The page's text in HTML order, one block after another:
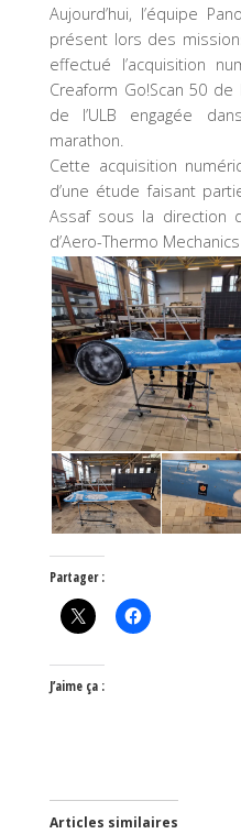
Aujourd’hui, l’équipe
présent lors des
effectué l’acquisition
Creaform Go!Scan 50
de l’ULB engagée
marathon.
Cette acquisition
d’une étude faisant
Assaf sous la direction
d’Aero-Thermo Mechanics
Partager :
J’aime ça :
Articles similaires